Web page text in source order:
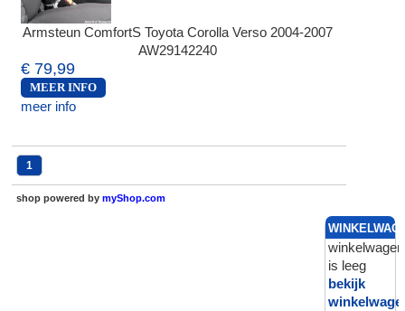
Armsteun ComfortS Toyota Corolla Verso 2004-2007
AW29142240
€ 79,99
MEER INFO
meer info
1
shop powered bymyShop.com
winkelwagen
is leeg
bekijk